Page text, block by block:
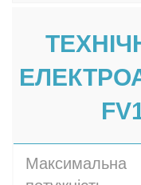
Максимальна